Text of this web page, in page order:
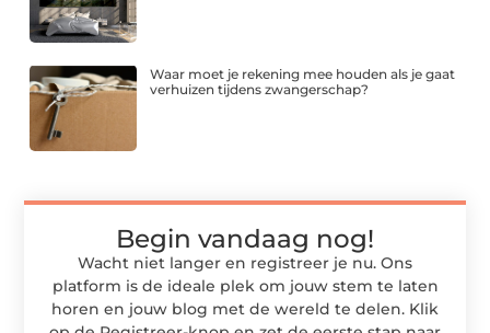
Waar moet je rekening mee houden als je gaat
verhuizen tijdens zwangerschap?
Begin vandaag nog!
Wacht niet langer en registreer je nu. Ons
platform is de ideale plek om jouw stem te laten
horen en jouw blog met de wereld te delen. Klik